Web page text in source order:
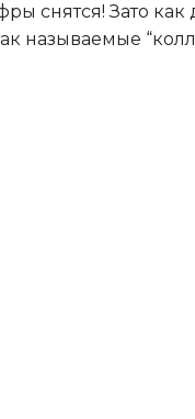
снятся! Зато как
называемые